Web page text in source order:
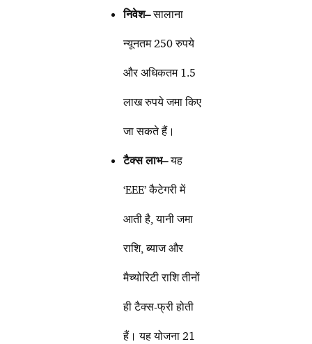
निवेश–सालाना
न्यूनतम 250 रुपये
और अधिकतम 1.5
लाख रुपये जमा किए
जा सकते हैं।
टैक्स लाभ–यह
‘EEE’ कैटेगरी में
आती है, यानी जमा
राशि, ब्याज और
मैच्योरिटी राशि तीनों
ही टैक्स-फ्री होती
हैं। यह योजना 21